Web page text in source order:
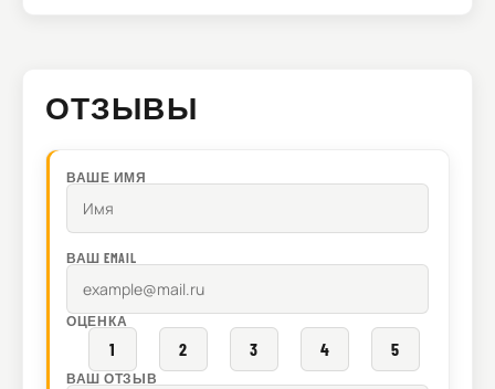
ОТЗЫВЫ
ВАШЕ ИМЯ
ВАШ EMAIL
ОЦЕНКА
1 2 3 4 5
ВАШ ОТЗЫВ